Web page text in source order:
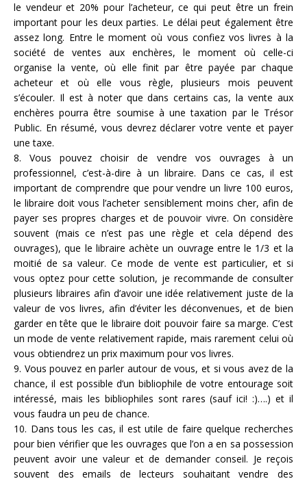
le vendeur et 20% pour l’acheteur, ce qui peut être un frein
important pour les deux parties. Le délai peut également être
assez long. Entre le moment où vous confiez vos livres à la
société de ventes aux enchères, le moment où celle-ci
organise la vente, où elle finit par être payée par chaque
acheteur et où elle vous règle, plusieurs mois peuvent
s’écouler. Il est à noter que dans certains cas, la vente aux
enchères pourra être soumise à une taxation par le Trésor
Public. En résumé, vous devrez déclarer votre vente et payer
une taxe.
8. Vous pouvez choisir de vendre vos ouvrages à un
professionnel, c’est-à-dire à un libraire. Dans ce cas, il est
important de comprendre que pour vendre un livre 100 euros,
le libraire doit vous l’acheter sensiblement moins cher, afin de
payer ses propres charges et de pouvoir vivre. On considère
souvent (mais ce n’est pas une règle et cela dépend des
ouvrages), que le libraire achète un ouvrage entre le 1/3 et la
moitié de sa valeur. Ce mode de vente est particulier, et si
vous optez pour cette solution, je recommande de consulter
plusieurs libraires afin d’avoir une idée relativement juste de la
valeur de vos livres, afin d’éviter les déconvenues, et de bien
garder en tête que le libraire doit pouvoir faire sa marge. C’est
un mode de vente relativement rapide, mais rarement celui où
vous obtiendrez un prix maximum pour vos livres.
9. Vous pouvez en parler autour de vous, et si vous avez de la
chance, il est possible d’un bibliophile de votre entourage soit
intéressé, mais les bibliophiles sont rares (sauf ici! :)….) et il
vous faudra un peu de chance.
10. Dans tous les cas, il est utile de faire quelque recherches
pour bien vérifier que les ouvrages que l’on a en sa possession
peuvent avoir une valeur et de demander conseil. Je reçois
souvent des emails de lecteurs souhaitant vendre des